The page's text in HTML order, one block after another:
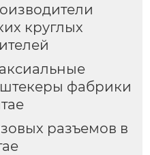
круглых
фабрики
разъемов в